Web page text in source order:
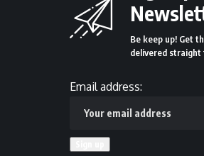
Be keep up! Get
delivered straight
Email address: